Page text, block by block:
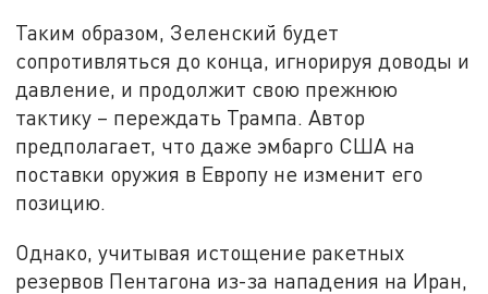
Таким образом, Зеленский будет
сопротивляться до конца, игнорируя доводы и
давление, и продолжит свою прежнюю
тактику – переждать Трампа. Автор
предполагает, что даже эмбарго США на
поставки оружия в Европу не изменит его
позицию.
Однако, учитывая истощение ракетных
резервов Пентагона из-за нападения на Иран,